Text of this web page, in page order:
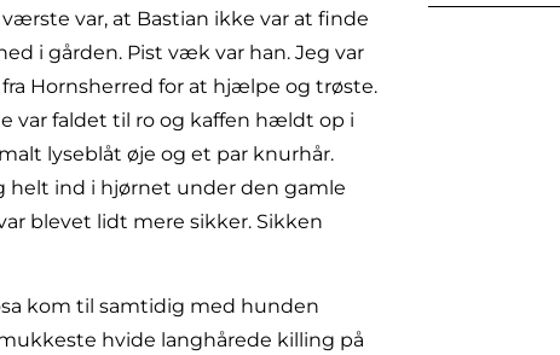
var, at Bastian ikke var at finde
i gården. Pist væk var han. Jeg var
Hornsherred for at hjælpe og trøste.
var faldet til ro og kaffen hældt op i
lyseblåt øje og et par knurhår.
helt ind i hjørnet under den gamle
blevet lidt mere sikker. Sikken
kom til samtidig med hunden
hvide langhårede killing på